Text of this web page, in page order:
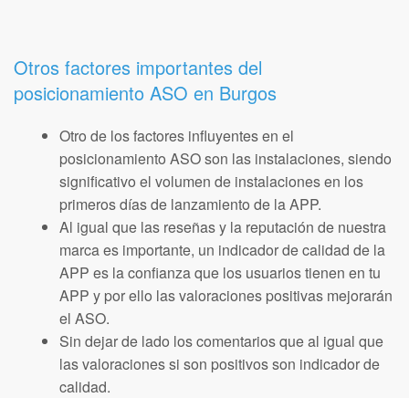
Otros factores importantes del
posicionamiento ASO en Burgos
Otro de los factores influyentes en el
posicionamiento ASO son las instalaciones, siendo
significativo el volumen de instalaciones en los
primeros días de lanzamiento de la APP.
Al igual que las reseñas y la reputación de nuestra
marca es importante, un indicador de calidad de la
APP es la confianza que los usuarios tienen en tu
APP y por ello las valoraciones positivas mejorarán
el ASO.
Sin dejar de lado los comentarios que al igual que
las valoraciones si son positivos son indicador de
calidad.